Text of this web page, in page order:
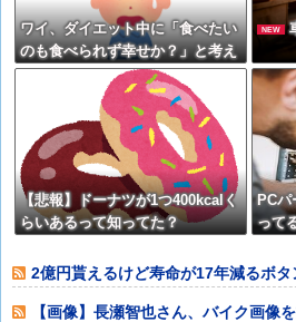
ワイ、ダイエット中に「食べたい
のも食べられず幸せか？」と考え
る
NEW
【悲報】ドーナツが1つ400kcalく
らいあるって知ってた？
PC
って
2億円貰えるけど寿命が17年減るボ
【画像】長瀬智也さん、バイク画像